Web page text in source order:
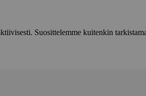
Suosittelemme kuitenkin